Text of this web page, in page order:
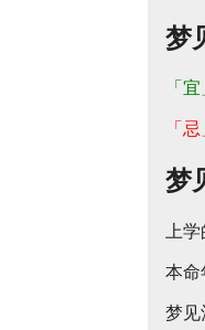
梦
「
「
梦
上
本命
梦见